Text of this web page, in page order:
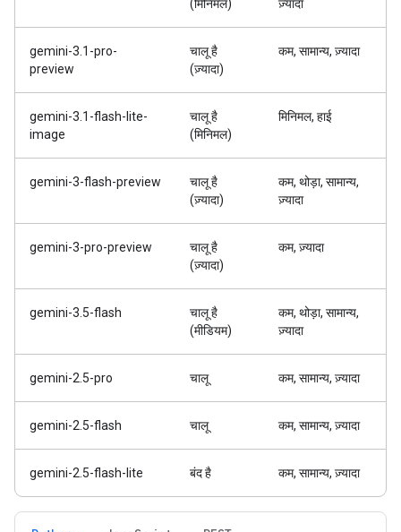
(मिनिमल) ज़्यादा
gemini-3.1-pro-
preview
चालू है
(ज़्यादा)
कम, सामान्य, ज़्यादा
gemini-3.1-flash-lite-
image
चालू है
(मिनिमल)
मिनिमल, हाई
gemini-3-flash-preview
चालू है
(ज़्यादा)
कम, थोड़ा, सामान्य,
ज़्यादा
gemini-3-pro-preview
चालू है
(ज़्यादा)
कम, ज़्यादा
gemini-3.5-flash
चालू है
(मीडियम)
कम, थोड़ा, सामान्य,
ज़्यादा
gemini-2.5-pro चालू कम, सामान्य, ज़्यादा
gemini-2.5-flash चालू कम, सामान्य, ज़्यादा
gemini-2.5-flash-lite बंद है कम, सामान्य, ज़्यादा